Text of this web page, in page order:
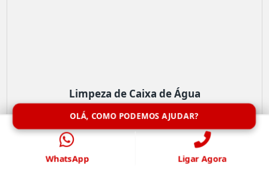
Limpeza de Caixa de Água
OLÁ, COMO PODEMOS AJUDAR?
WhatsApp Ligar Agora